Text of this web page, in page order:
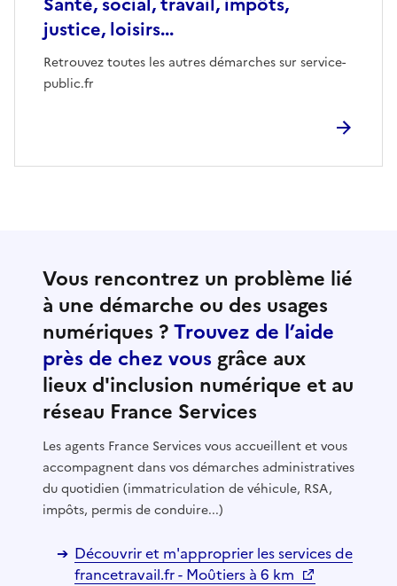
justice, loisirs...
Retrouvez toutes les autres démarches sur service-
public.fr
Vous rencontrez un problème lié
à une démarche ou des usages
numériques ?Trouvez de l’aide
près de chez vous grâce aux
lieux d'inclusion numérique et au
réseau France Services
Les agents France Services vous accueillent et vous
accompagnent dans vos démarches administratives
du quotidien (immatriculation de véhicule, RSA,
impôts, permis de conduire...)
Découvrir et m'approprier les services de
francetravail.fr - Moûtiers à 6 km